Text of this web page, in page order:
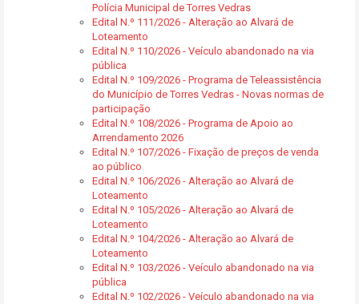
Polícia Municipal de Torres Vedras
Edital N.º 111/2026 - Alteração ao Alvará de
Loteamento
Edital N.º 110/2026 - Veículo abandonado na via
pública
Edital N.º 109/2026 - Programa de Teleassistência
do Município de Torres Vedras - Novas normas de
participação
Edital N.º 108/2026 - Programa de Apoio ao
Arrendamento 2026
Edital N.º 107/2026 - Fixação de preços de venda
ao público
Edital N.º 106/2026 - Alteração ao Alvará de
Loteamento
Edital N.º 105/2026 - Alteração ao Alvará de
Loteamento
Edital N.º 104/2026 - Alteração ao Alvará de
Loteamento
Edital N.º 103/2026 - Veículo abandonado na via
pública
Edital N.º 102/2026 - Veículo abandonado na via